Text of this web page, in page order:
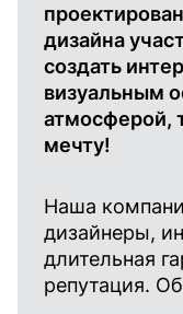
дизайна
создать
визуальным
атмосферой,
мечту!
Наша
дизайнеры,
длительная
репутация.